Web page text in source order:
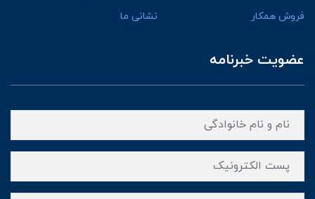
فروش همکار
نشانی ما
عضویت خبرنامه